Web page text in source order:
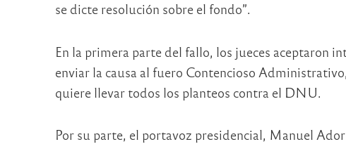
se dicte resolución sobre el fondo”.
En la primera parte del fallo, los jueces aceptaron
enviar la causa al fuero Contencioso
quiere llevar todos los planteos contra el DNU.
Por su parte, el portavoz presidencial, Manuel